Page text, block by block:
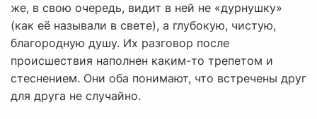
же, в свою очередь, видит в ней не «дурнушку»
(как её называли в свете), а глубокую, чистую,
благородную душу. Их разговор после
происшествия наполнен каким-то трепетом и
стеснением. Они оба понимают, что встречены друг
для друга не случайно.